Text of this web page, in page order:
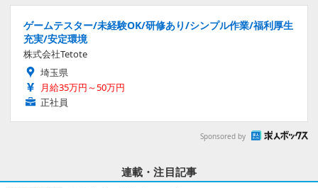
ゲームテスター/未経験OK/研修あり/シンプル作業/福利厚生
充実/安定環境
株式会社Tetote
埼玉県
月給35万円～50万円
正社員
Sponsored by
連載・注目記事